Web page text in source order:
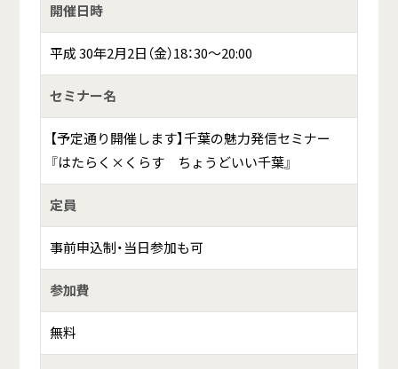
開催日時
平成 30年2月2日（金）18：30～20:00
セミナー名
【予定通り開催します】千葉の魅力発信セミナー
『はたらく×くらす ちょうどいい千葉』
定員
事前申込制・当日参加も可
参加費
無料